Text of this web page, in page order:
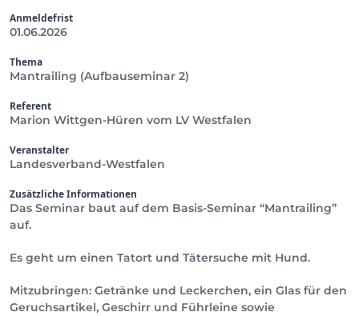
Anmeldefrist
01.06.2026
Thema
Mantrailing (Aufbauseminar 2)
Referent
Marion Wittgen-Hüren vom LV Westfalen
Veranstalter
Landesverband-Westfalen
Zusätzliche Informationen
Das Seminar baut auf dem Basis-Seminar “Mantrailing”
auf.
Es geht um einen Tatort und Tätersuche mit Hund.
Mitzubringen: Getränke und Leckerchen, ein Glas für den
Geruchsartikel, Geschirr und Führleine sowie